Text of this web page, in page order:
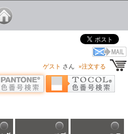
ゲスト さん »注文する